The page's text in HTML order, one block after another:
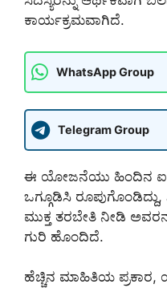
ಕಾರ್ಯಕ್ರಮವಾಗಿದೆ.
WhatsApp Group
Telegram Group
ಈ ಯೋಜನೆಯು ಹಿಂದಿನ
ಒಗ್ಗೂಡಿಸಿ
ಮುಕ್ತ ತರಬೇತಿ ನೀಡಿ
ಗುರಿ ಹೊಂದಿದೆ.
ಹೆಚ್ಚಿನ ಮಾಹಿತಿಯ